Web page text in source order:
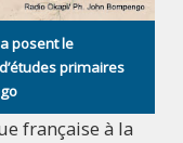
posent le
primaires
française à la